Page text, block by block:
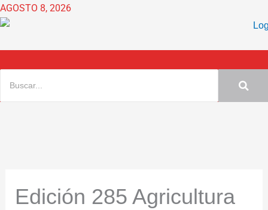
Ir
al
AGOSTO 8, 2026
Edición 285 Agricultura